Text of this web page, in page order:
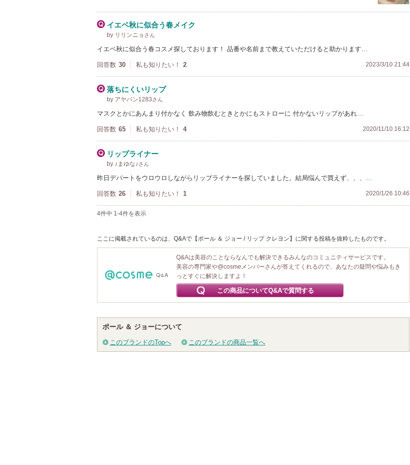
イエベ秋に似合う春メイク
by リリンニョ さん
イエベ秋に似合う春コスメ探しております！ 品番や名前まで教えていただけると助かります…
回答数 30 私も知りたい！ 2 2023/3/10 21:44
落ちにくいリップ
by アヤパン1283さん
マスクとかにあんまり付かなく 飲み物飲むときとかにもストローに 付かないリップがあれ…
回答数 65 私も知りたい！ 4 2020/11/10 16:12
リップライナー
by ♪まゆな♪さん
昨日デパートをウロウロしながらリップライナーを探していました。結局悩んで買えず、、、…
回答数 26 私も知りたい！ 1 2020/1/26 10:46
4件中 1-4件を表示
ここに掲載されているのは、Q&Aで【ポール ＆ ジョー / リップ クレヨン】に関する投稿を抜粋したものです。
Q&Aは美容のことならなんでも解決できるみんなのコミュニティサービスです。
美容の専門家や@cosmeメンバーさんが答えてくれるので、あなたの疑問や悩みもき
っとすぐに解決しますよ！
この商品についてQ&Aで質問する
ポール ＆ ジョーについて
このブランドのTopへ このブランドの商品一覧へ